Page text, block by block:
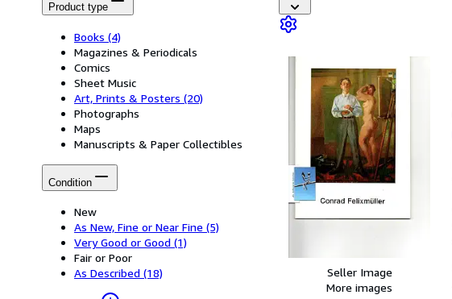
Product type
Books (4)
Magazines & Periodicals
Comics
Sheet Music
Art, Prints & Posters (20)
Photographs
Maps
Manuscripts & Paper Collectibles
Condition
New
As New, Fine or Near Fine (5)
Very Good or Good (1)
Fair or Poor
As Described (18)
Seller Image
More images